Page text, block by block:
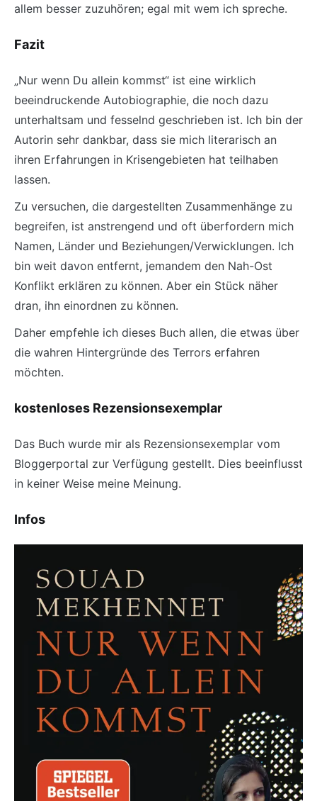
allem besser zuzuhören; egal mit wem ich spreche.
Fazit
„Nur wenn Du allein kommst“ ist eine wirklich
beeindruckende Autobiographie, die noch dazu
unterhaltsam und fesselnd geschrieben ist. Ich bin der
Autorin sehr dankbar, dass sie mich literarisch an
ihren Erfahrungen in Krisengebieten hat teilhaben
lassen.
Zu versuchen, die dargestellten Zusammenhänge zu
begreifen, ist anstrengend und oft überfordern mich
Namen, Länder und Beziehungen/Verwicklungen. Ich
bin weit davon entfernt, jemandem den Nah-Ost
Konflikt erklären zu können. Aber ein Stück näher
dran, ihn einordnen zu können.
Daher empfehle ich dieses Buch allen, die etwas über
die wahren Hintergründe des Terrors erfahren
möchten.
kostenloses Rezensionsexemplar
Das Buch wurde mir als Rezensionsexemplar vom
Bloggerportal zur Verfügung gestellt. Dies beeinflusst
in keiner Weise meine Meinung.
Infos